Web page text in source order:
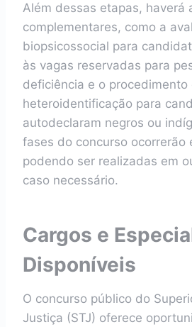
Além dessas etapas, haverá
complementares, como a
biopsicossocial para
às vagas reservadas para
deficiência e o procedimento
heteroidentificação para
autodeclaram negros ou
fases do concurso ocorrerão
podendo ser realizadas em
caso necessário.
Cargos e
Disponíveis
O concurso público do
Justiça (STJ) oferece